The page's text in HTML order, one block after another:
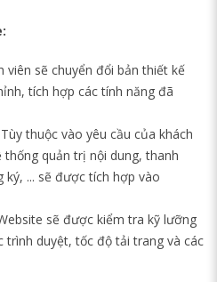
viên sẽ chuyển đổi bản thiết kế
tích hợp các tính năng đã
Tùy thuộc vào yêu cầu của khách
quản trị nội dung, thanh
... sẽ được tích hợp vào
sẽ được kiểm tra kỹ lưỡng
trình duyệt, tốc độ tải trang và các